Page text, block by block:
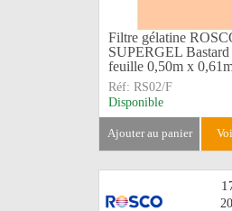
Filtre gélatine
SUPERGEL
feuille 0,50m x
Réf: RS02/F
Disponible
ajouter au panier